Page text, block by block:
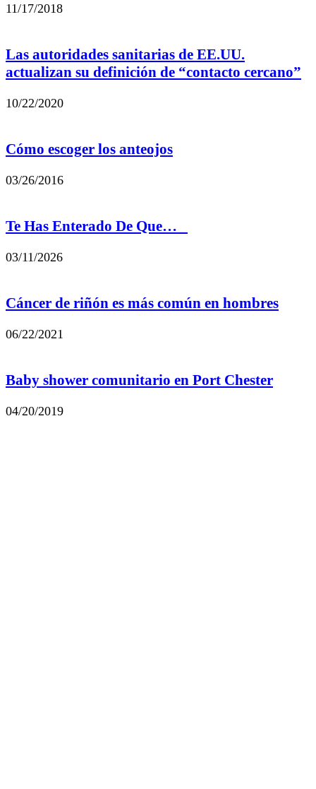
11/17/2018
Las autoridades sanitarias de EE.UU.
actualizan su definición de “contacto cercano”
10/22/2020
Cómo escoger los anteojos
03/26/2016
Te Has Enterado De Que…
03/11/2026
Cáncer de riñón es más común en hombres
06/22/2021
Baby shower comunitario en Port Chester
04/20/2019